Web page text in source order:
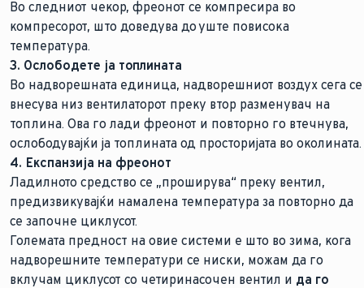
Во следниот чекор, фреонот се компресира во
компресорот, што доведува до уште повисока
температура.
3. Ослободете ја топлината
Во надворешната единица, надворешниот воздух сега се
внесува низ вентилаторот преку втор разменувач на
топлина. Ова го лади фреонот и повторно го втечнува,
ослободувајќи ја топлината од просторијата во околината.
4. Експанзија на фреонот
Ладилното средство се „проширува“ преку вентил,
предизвикувајќи намалена температура за повторно да
се започне циклусот.
Големата предност на овие системи е што во зима, кога
надворешните температури се ниски, можам да го
вклучам циклусот со четиринасочен вентил и да го